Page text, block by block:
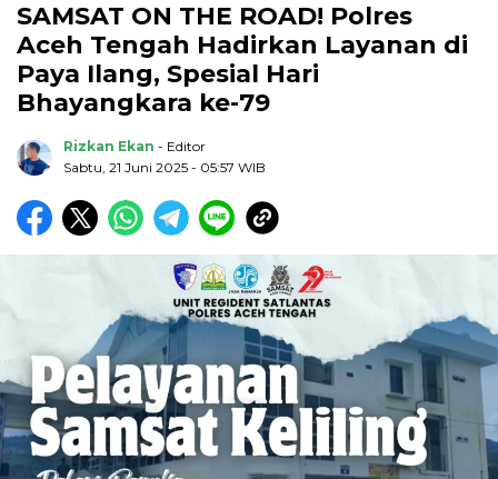
SAMSAT ON THE ROAD! Polres
Aceh Tengah Hadirkan Layanan di
Paya Ilang, Spesial Hari
Bhayangkara ke-79
Rizkan Ekan - Editor
Sabtu, 21 Juni 2025 - 05:57 WIB